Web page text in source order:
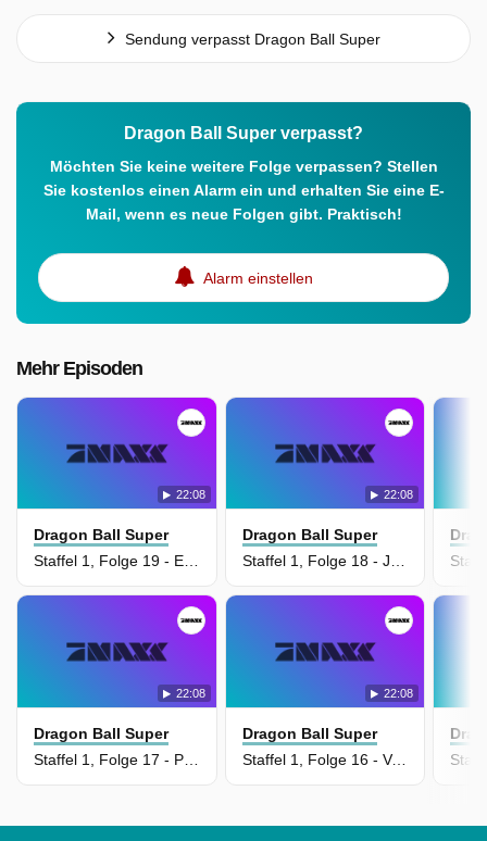
Sendung verpasst Dragon Ball Super
Dragon Ball Super verpasst?
Möchten Sie keine weitere Folge verpassen? Stellen
Sie kostenlos einen Alarm ein und erhalten Sie eine E-
Mail, wenn es neue Folgen gibt. Praktisch!
Alarm einstellen
Mehr Episoden
22:08
Dragon Ball Super
Staffel 1, Folge 19 - Erneute Verzweiflung! Die Auferstehung des bösen Imperators!
22:08
Dragon Ball Super
Staffel 1, Folge 18 - Jetzt bin ich auch da! Das Training auf Beerus' Planeten kann losgehen!
22:08
Dragon Ball Super
22:08
Dragon Ball Super
Staffel 1, Folge 16 - Vegeta wird Schüler? Bezwinge Whis!